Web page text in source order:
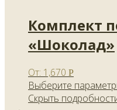
Комплект
«Шоколад»
От: 1,670 Р
Выберите
Скрыть